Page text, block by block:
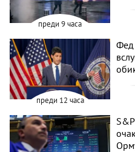
преди 9 часа
преди 12 часа
Фед